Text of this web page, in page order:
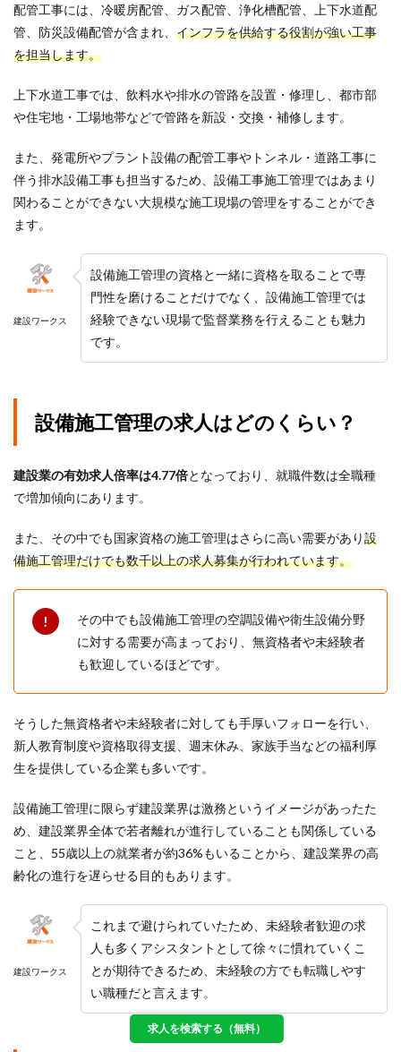
求人を検索する（無料）
配管工事には、冷暖房配管、ガス配管、浄化槽配管、上下水道配
管、防災設備配管が含まれ、 インフラを供給する役割が強い工事
を担当します。
上下水道工事では、飲料水や排水の管路を設置・修理し、都市部
や住宅地・工場地帯などで管路を新設・交換・補修します。
また、発電所やプラント設備の配管工事やトンネル・道路工事に
伴う排水設備工事も担当するため、設備工事施工管理ではあまり
関わることができない大規模な施工現場の管理をすることができ
ます。
建設ワークス
設備施工管理の資格と一緒に資格を取ることで専
門性を磨けることだけでなく、設備施工管理では
経験できない現場で監督業務を行えることも魅力
です。
設備施工管理の求人はどのくらい？
建設業の有効求人倍率は4.77倍となっており、就職件数は全職種
で増加傾向にあります。
また、その中でも国家資格の施工管理はさらに高い需要があり設
備施工管理だけでも数千以上の求人募集が行われています。
その中でも設備施工管理の空調設備や衛生設備分野
に対する需要が高まっており、無資格者や未経験者
も歓迎しているほどです。
そうした無資格者や未経験者に対しても手厚いフォローを行い、
新人教育制度や資格取得支援、週末休み、家族手当などの福利厚
生を提供している企業も多いです。
設備施工管理に限らず建設業界は激務というイメージがあったた
め、建設業界全体で若者離れが進行していることも関係している
こと、 55歳以上の就業者が約36%もいることから、建設業界の高
齢化の進行を遅らせる目的もあります。
建設ワークス
これまで避けられていたため、未経験者歓迎の求
人も多くアシスタントとして徐々に慣れていくこ
とが期待できるため、未経験の方でも転職しやす
い職種だと言えます。